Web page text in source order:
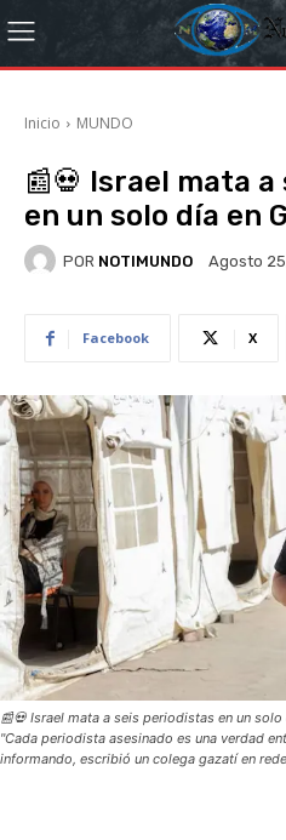
Inicio MUNDO
📰💀 Israel mata
en un solo día en
POR NOTIMUNDO Agosto
Facebook X
📰💀 Israel mata a seis periodistas en un
"Cada periodista asesinado es una verdad
informando, escribió un colega gazatí en